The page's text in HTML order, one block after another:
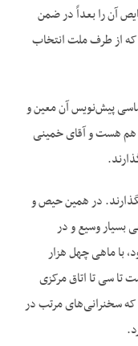
آن را بعداً در ضمن
از طرف ملت انتخاب
پیش‌‌نویس آن معین و
هست و آقای خمینی
در همین حیص و
بسیار وسیع و در
با ماهی چهل هزار
تا سی تا اتاق مرکزی
که سخنرانی‌‌های مرتب در